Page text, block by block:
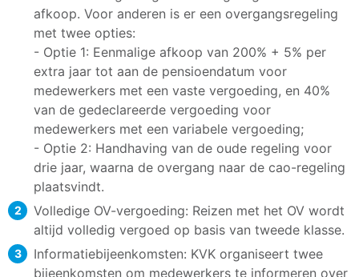
afkoop. Voor anderen is er een overgangsregeling
met twee opties:
- Optie 1: Eenmalige afkoop van 200% + 5% per
extra jaar tot aan de pensioendatum voor
medewerkers met een vaste vergoeding, en 40%
van de gedeclareerde vergoeding voor
medewerkers met een variabele vergoeding;
- Optie 2: Handhaving van de oude regeling voor
drie jaar, waarna de overgang naar de cao-regeling
plaatsvindt.
Volledige OV-vergoeding: Reizen met het OV wordt
altijd volledig vergoed op basis van tweede klasse.
Informatiebijeenkomsten: KVK organiseert twee
bijeenkomsten om medewerkers te informeren over